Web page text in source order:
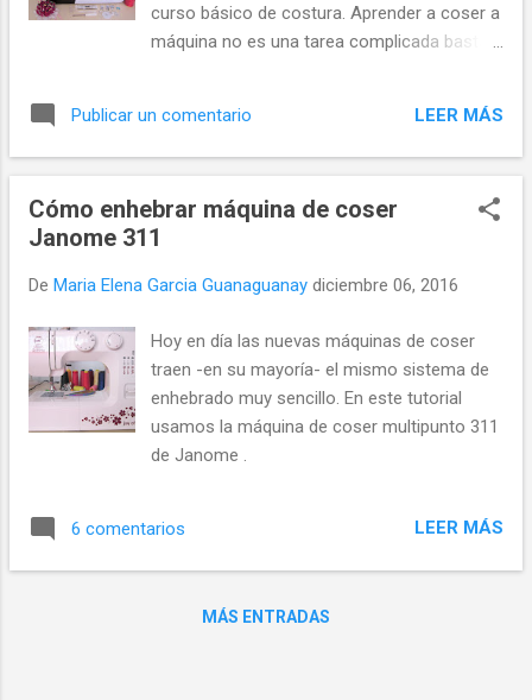
curso básico de costura. Aprender a coser a
máquina no es una tarea complicada basta
de buena calidad que sea básica pero no
desechable.
Publicar un comentario LEER MÁS
Cómo enhebrar máquina de coser
Janome 311
De Maria Elena Garcia Guanaguanay diciembre 06, 2016
Hoy en día las nuevas máquinas de coser
traen -en su mayoría- el mismo sistema de
enhebrado muy sencillo. En este tutorial
usamos la máquina de coser multipunto 311
de Janome .
6 comentarios LEER MÁS
MÁS ENTRADAS